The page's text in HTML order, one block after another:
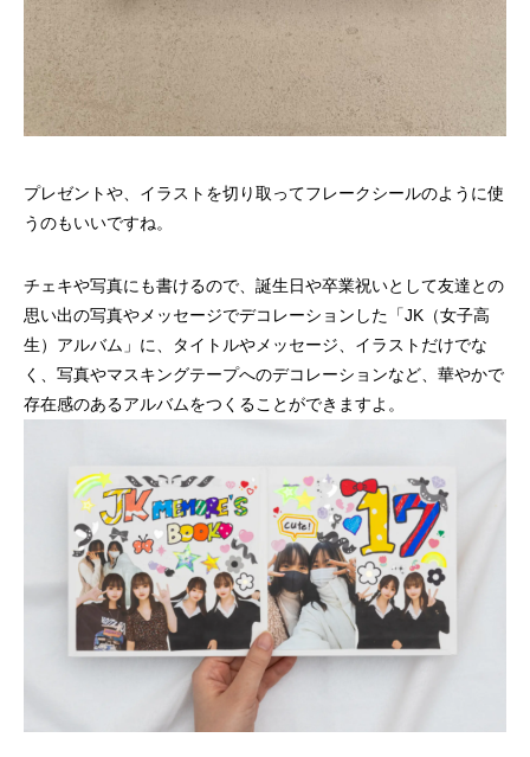
プレゼントや、イラストを切り取ってフレークシールのように使
うのもいいですね。
チェキや写真にも書けるので、誕生日や卒業祝いとして友達との
思い出の写真やメッセージでデコレーションした「JK（女子高
生）アルバム」に、タイトルやメッセージ、イラストだけでな
く、写真やマスキングテープへのデコレーションなど、華やかで
存在感のあるアルバムをつくることができますよ。